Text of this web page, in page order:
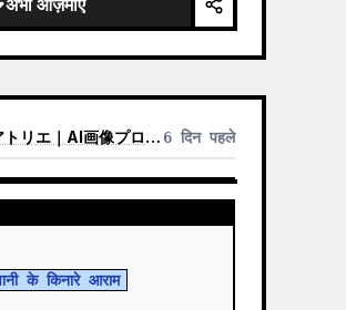
अभी आज़माएं
エ｜AI画像プロンプト 6 दिन पहले
के किनारे आराम